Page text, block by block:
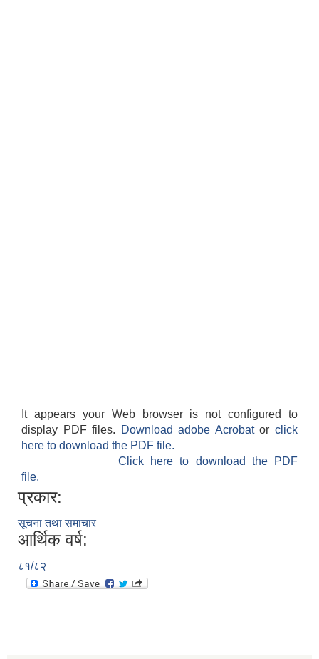
It appears your Web browser is not configured to
display PDF files.
Download adobe Acrobatorclick
here to download the PDF file.
Click here to download the PDF
file.
प्रकार:
सूचना तथा समाचार
आर्थिक वर्ष:
८१/८२